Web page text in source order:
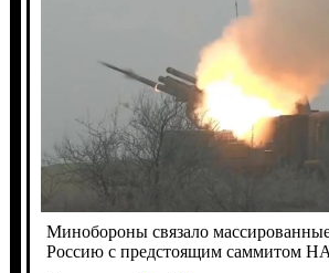
Минобороны связало
Россию с предстоящим саммитом